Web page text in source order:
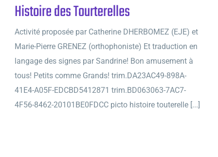
Histoire des Tourterelles
Activité proposée par Catherine DHERBOMEZ (EJE) et
Marie-Pierre GRENEZ (orthophoniste) Et traduction en
langage des signes par Sandrine! Bon amusement à
tous! Petits comme Grands! trim.DA23AC49-898A-
41E4-A05F-EDCBD5412871 trim.BD063063-7AC7-
4F56-8462-20101BE0FDCC picto histoire touterelle [...]